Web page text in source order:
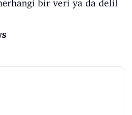
bir veri ya da delil